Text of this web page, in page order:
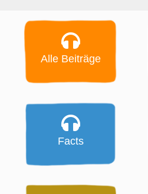
Alle Beiträge
Facts